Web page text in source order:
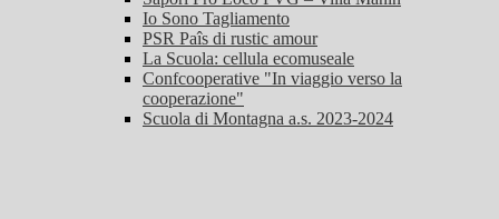
Io Sono Tagliamento
PSR Paîs di rustic amour
La Scuola: cellula ecomuseale
Confcooperative "In viaggio verso la
cooperazione"
Scuola di Montagna a.s. 2023-2024